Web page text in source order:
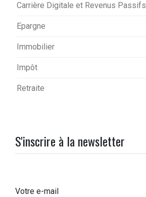
Carrière Digitale et Revenus Passifs
Epargne
Immobilier
Impôt
Retraite
S'inscrire à la newsletter
Votre e-mail